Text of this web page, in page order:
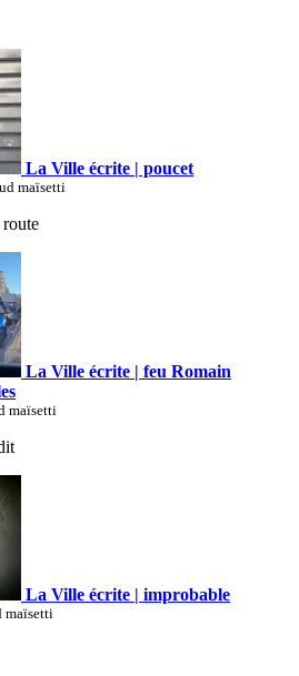
La Ville écrite | poucet
maïsetti
route
La Ville écrite | feu Romain
maïsetti
La Ville écrite | improbable
maïsetti